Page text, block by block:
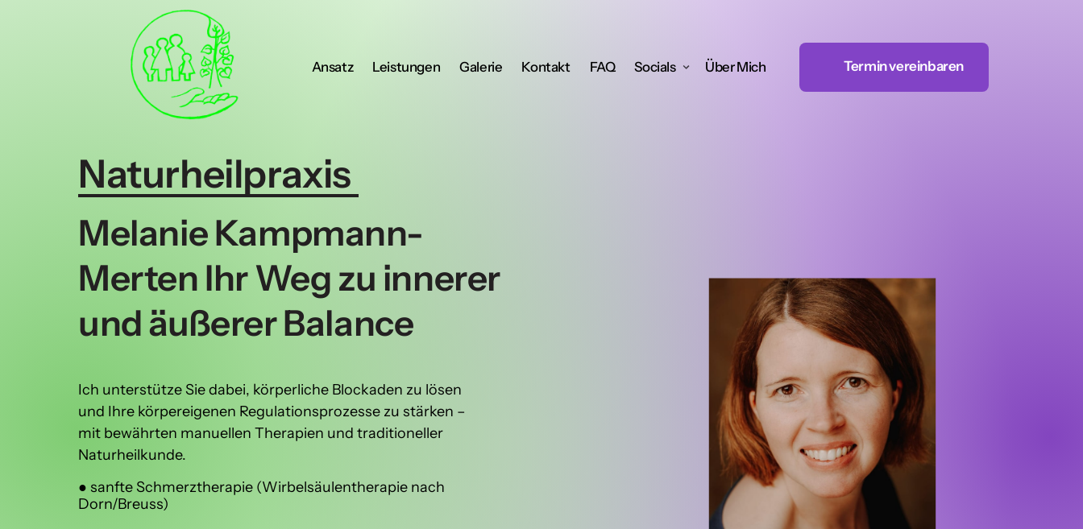
Ansatz Leistungen Galerie Kontakt FAQ Socials Über Mich Termin vereinbaren
Naturheilpraxis
Melanie Kampmann-
Merten Ihr Weg zu innerer
und äußerer Balance
Ich unterstütze Sie dabei, körperliche Blockaden zu
und Ihre körpereigenen Regulationsprozesse zu stärken
mit bewährten manuellen Therapien und
Naturheilkunde.
● sanfte Schmerztherapie (Wirbelsäulentherapie
Dorn/Breuss)